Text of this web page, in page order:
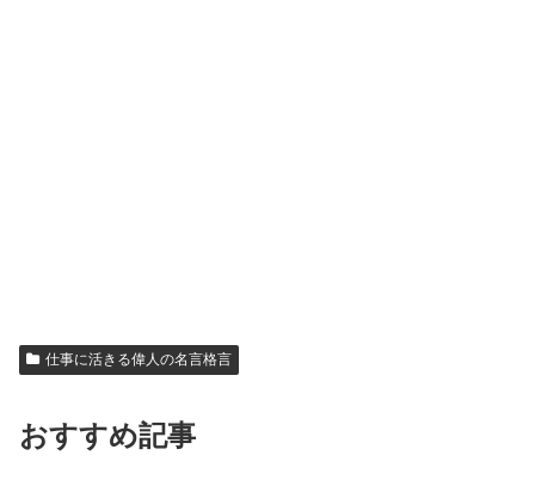
仕事に活きる偉人の名言格言
おすすめ記事